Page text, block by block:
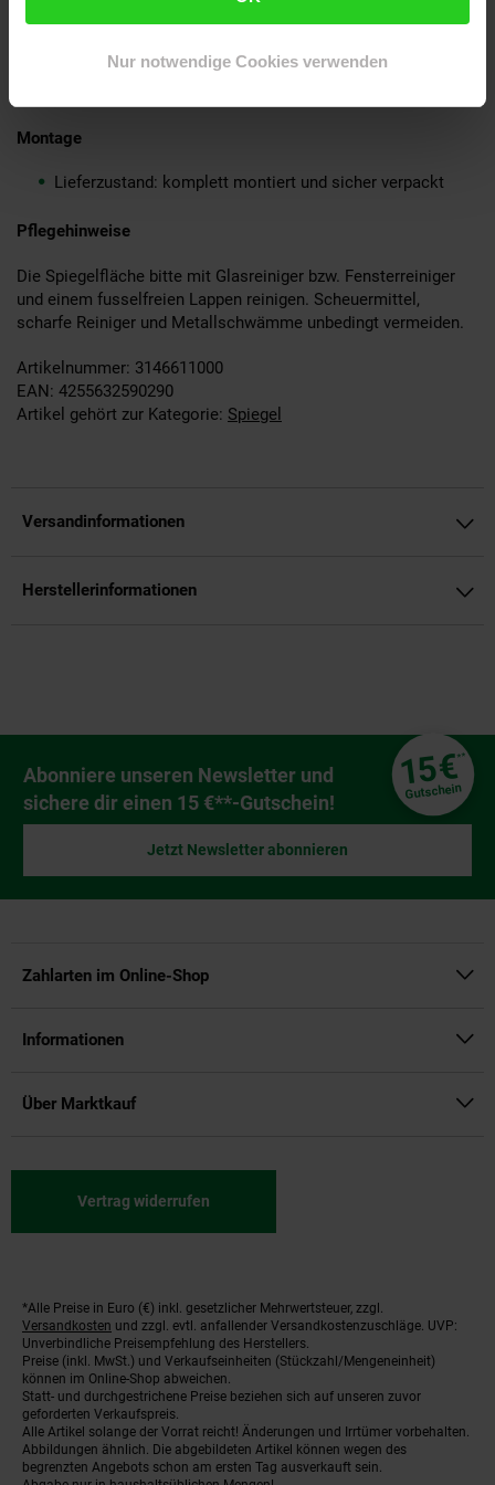
Nur notwendige Cookies verwenden
Ein Wandspiegel ohne Dekoration
Lieferumfang enthalten, da dieses von der
Montage
Lieferzustand: komplett montiert und sicher verpackt
Pflegehinweise
Die Spiegelfläche bitte mit Glasreiniger bzw. Fensterreiniger
und einem fusselfreien Lappen reinigen. Scheuermittel,
scharfe Reiniger und Metallschwämme unbedingt vermeiden.
Artikelnummer: 3146611000
EAN: 4255632590290
Artikel gehört zur Kategorie: Spiegel
Versandinformationen
Herstellerinformationen
Newsletter Anmeldung
Abonniere unseren Newsletter und
sichere dir einen 15 €**-Gutschein!
15€**
Gutschein
Jetzt Newsletter abonnieren
Zahlarten im Online-Shop
Informationen
Über Marktkauf
Vertrag widerrufen
Fußnoten
*Alle Preise in Euro (€) inkl. gesetzlicher Mehrwertsteuer, zzgl.
Versandkosten und zzgl. evtl. anfallender Versandkostenzuschläge. UVP:
Unverbindliche Preisempfehlung des Herstellers.
Preise (inkl. MwSt.) und Verkaufseinheiten (Stückzahl/Mengeneinheit)
können im Online-Shop abweichen.
Statt- und durchgestrichene Preise beziehen sich auf unseren zuvor
geforderten Verkaufspreis.
Alle Artikel solange der Vorrat reicht! Änderungen und Irrtümer vorbehalten.
Abbildungen ähnlich. Die abgebildeten Artikel können wegen des
begrenzten Angebots schon am ersten Tag ausverkauft sein.